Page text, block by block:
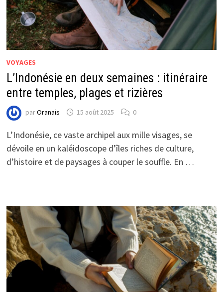
VOYAGES
L’Indonésie en deux semaines : itinéraire
entre temples, plages et rizières
parOranais 15 août 2025 0
L’Indonésie, ce vaste archipel aux mille visages, se
dévoile en un kaléidoscope d’îles riches de culture,
d’histoire et de paysages à couper le souffle. En …